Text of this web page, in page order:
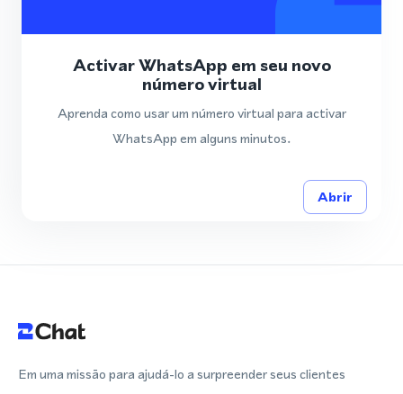
Activar WhatsApp em seu novo
número virtual
Aprenda como usar um número virtual para activar
WhatsApp em alguns minutos.
Abrir
Em uma missão para ajudá-lo a surpreender seus clientes